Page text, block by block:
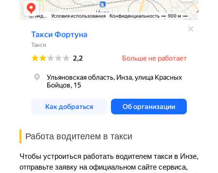
Работа водителем в такси
Чтобы устроиться работать водителем такси в Инзе,
отправьте заявку на официальном сайте сервиса,